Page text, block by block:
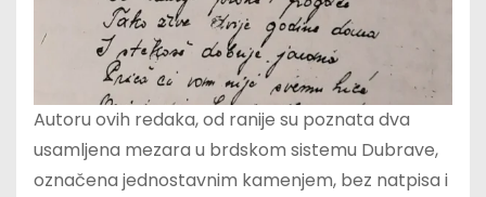
Autoru ovih redaka, od ranije su poznata dva
usamljena mezara u brdskom sistemu Dubrave,
označena jednostavnim kamenjem, bez natpisa i